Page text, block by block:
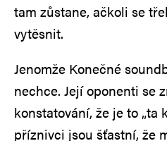
tam zůstane, ačkoli se
vytěsnit.
Jenomže Konečné
nechce. Její oponenti se
konstatování, že je to „ta
příznivci jsou šťastní, že